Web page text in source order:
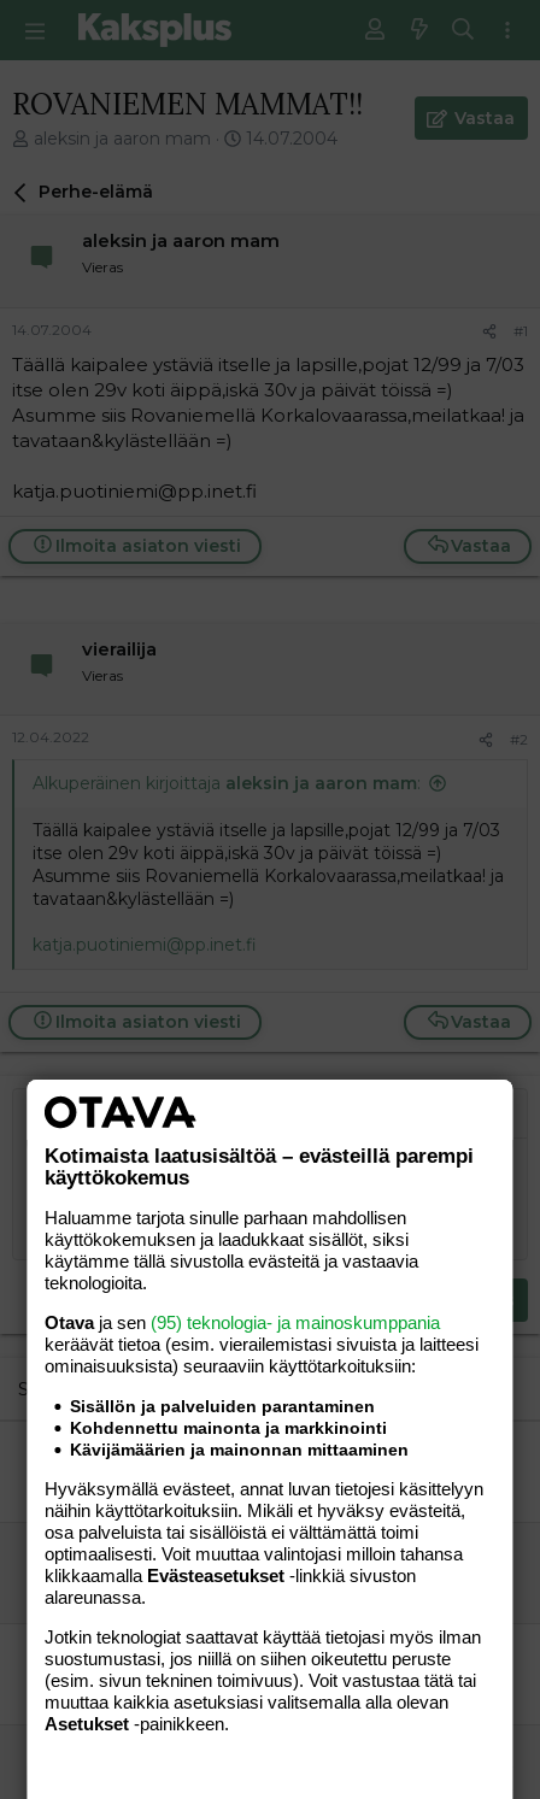
ROVANIEMEN MAMMAT!!
V
e
i
t
u
n
a
t
t
a
j
aleksin ja aaron mam
E
m
n
v
i
t
14.07.2004
Vastaa
Perhe-elämä
aleksin ja aaron mam
Vieras
14.07.2004 #1
Täällä kaipalee ystäviä itselle ja lapsille,pojat 12/99 ja 7/03
itse olen 29v koti äippä,iskä 30v ja päivät töissä =)
Asumme siis Rovaniemellä Korkalovaarassa,meilatkaa! ja
tavataan&kylästellään =)
katja.puotiniemi@pp.inet.fi
Vastaa
Ilmoita asiaton viesti
vierailija
Vieras
12.04.2022 #2
Alkuperäinen kirjoittaja aleksin ja aaron mam:
Täällä kaipalee ystäviä itselle ja lapsille,pojat 12/99 ja 7/03
itse olen 29v koti äippä,iskä 30v ja päivät töissä =)
Asumme siis Rovaniemellä Korkalovaarassa,meilatkaa! ja
tavataan&kylästellään =)
katja.puotiniemi@pp.inet.fi
Vastaa
Ilmoita asiaton viesti
Lihavoitu
Kursivoitu
Laajennettuun editoriin…
Lista
Järjestämätön lista
Pienennä sisennystä
Laajennettuun editoriin…
Fontin koko
9
12
15
22
TekstiväriKirjasintyyli
Arial
Courier New
Georgia
Times New Roman
Verdana
YliviivaaAlleviivattuRivinsisäinen koodi
Rivinsisäinen spoiler
Tasaus Tasaa vasemmalle
Tasaa oikealle
Justify text
Paragraph format
Normal
Heading 1
Heading 2
LainausLisää video/media
Lisää taulukko
Insert horizontal line
SpoilerKoodi
Tee uudelleen
BBCode-näkymä
Poista muotoilu
LuonnoksetTallenna luonnos
Kirjoita vastaus...
Similar threads
kesävauvat 2003 Lapista !!
1
Perhe-elämä
17.06.2004
kk-s
Pirkkala hoi!
Majsa Perhe-elämä
2
miamis
Uusia meiliystäviä koiraihmisistä!
petu Perhe-elämä
9
Perhe-elämä
27.04.2005
Lissu66
Kotimaista laatusisältöä – evästeillä parempi
käyttökokemus
Haluamme tarjota sinulle parhaan mahdollisen
käyttökokemuksen ja laadukkaat sisällöt, siksi
käytämme tällä sivustolla evästeitä ja vastaavia
teknologioita.
Otavaja sen (95) teknologia- ja mainoskumppania
keräävät tietoa (esim. vierailemis­tasi sivuista ja laitteesi
ominaisuuk­sista) seuraaviin käyttötarkoituksiin:
Sisällön ja palveluiden parantaminen
Kohdennettu mainonta ja markkinointi
Kävijämäärien ja mainonnan mittaaminen
Hyväksymällä evästeet, annat luvan tietojesi käsittelyyn
näihin käyttötarkoituksiin. Mikäli et hyväksy evästeitä,
osa palveluista tai sisällöistä ei välttämättä toimi
optimaalisesti. Voit muuttaa valintojasi milloin tahansa
klikkaamalla Evästeasetukset -linkkiä sivuston
alareunassa.
Jotkin teknologiat saattavat käyttää tietojasi myös ilman
suostumustasi, jos niillä on siihen oikeutettu peruste
(esim. sivun tekninen toimivuus). Voit vastustaa tätä tai
muuttaa kaikkia asetuksiasi valitsemalla alla olevan
Asetukset -painikkeen.